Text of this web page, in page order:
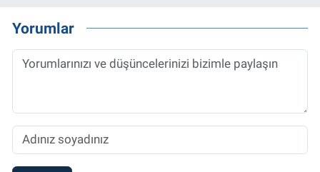
Yorumlar